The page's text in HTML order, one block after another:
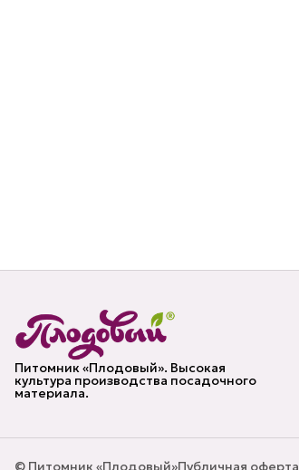
Питомник «Плодовый». Высокая
культура производства посадочного
материала.
© Питомник «Плодовый»Публичная оферта